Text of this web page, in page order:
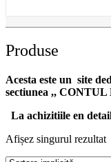
Produse
Acesta este un site
sectiunea ,, CONTUL
La achizitiile en
Afișez singurul rezultat